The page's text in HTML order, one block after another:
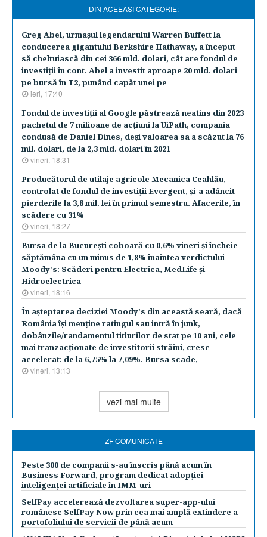
DIN ACEEASI CATEGORIE:
Greg Abel, urmaşul legendarului Warren Buffett la
conducerea gigantului Berkshire Hathaway, a început
să cheltuiască din cei 366 mld. dolari, cât are fondul de
investiţii în cont. Abel a investit aproape 20 mld. dolari
pe bursă în T2, punând capăt unei pe
ieri, 17:40
Fondul de investiţii al Google păstrează neatins din 2023
pachetul de 7 milioane de acţiuni la UiPath, compania
condusă de Daniel Dines, deşi valoarea sa a scăzut la 76
mil. dolari, de la 2,3 mld. dolari în 2021
vineri, 18:31
Producătorul de utilaje agricole Mecanica Ceahlău,
controlat de fondul de investiţii Evergent, şi-a adâncit
pierderile la 3,8 mil. lei în primul semestru. Afacerile, în
scădere cu 31%
vineri, 18:27
Bursa de la Bucureşti coboară cu 0,6% vineri şi încheie
săptămâna cu un minus de 1,8% înaintea verdictului
Moody's: Scăderi pentru Electrica, MedLife şi
Hidroelectrica
vineri, 18:16
În aşteptarea deciziei Moody's din această seară, dacă
România îşi menţine ratingul sau intră în junk,
dobânzile/randamentul titlurilor de stat pe 10 ani, cele
mai tranzacţionate de investitorii străini, cresc
accelerat: de la 6,75% la 7,09%. Bursa scade,
vineri, 13:13
vezi mai multe
ZF COMUNICATE
Peste 300 de companii s-au înscris până acum în
Business Forward, program dedicat adopției
inteligenței artificiale în IMM-uri
SelfPay accelerează dezvoltarea super-app-ului
românesc SelfPay Now prin cea mai amplă extindere a
portofoliului de servicii de până acum